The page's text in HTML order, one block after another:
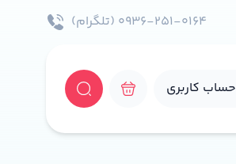
۰۹۳۶-۲۵۱-۰۱۶۴ (تلگرام)
حساب کاربری